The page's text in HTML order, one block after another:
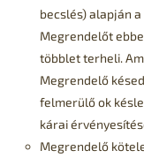
becslés) alapján
Megrendelőt
többlet terheli.
Megrendelő
felmerülő ok
kárai
Megrendelő